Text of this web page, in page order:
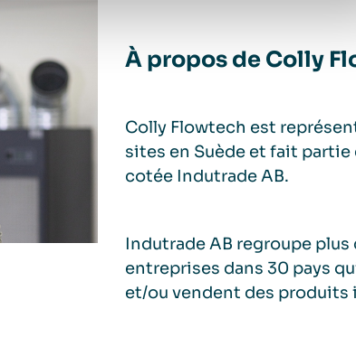
À propos de Colly
Colly Flowtech est
sites en Suède et fait partie
cotée Indutrade AB.
Indutrade AB regroupe plus
entreprises dans 30 pays
et/ou vendent des produits